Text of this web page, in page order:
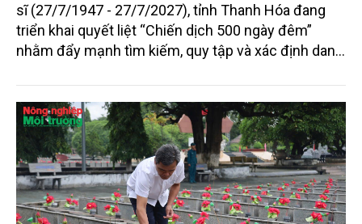
sĩ (27/7/1947 - 27/7/2027), tỉnh Thanh Hóa đang
triển khai quyết liệt “Chiến dịch 500 ngày đêm”
nhằm đẩy mạnh tìm kiếm, quy tập và xác định danh
nước nhớ nguồn”, đáp ứng nguyện vọng của thân
nhân liệt sĩ và Nhân dân.